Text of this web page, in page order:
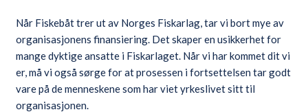
Når Fiskebåt trer ut av Norges Fiskarlag, tar vi bort mye av
organisasjonens finansiering. Det skaper en usikkerhet for
mange dyktige ansatte i Fiskarlaget. Når vi har kommet dit vi
er, må vi også sørge for at prosessen i fortsettelsen tar godt
vare på de menneskene som har viet yrkeslivet sitt til
organisasjonen.